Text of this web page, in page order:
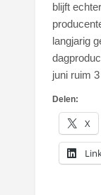
blijft
langjarig
juni ruim
Delen:
X